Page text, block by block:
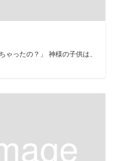
ゃったの？」 神様の子供は、